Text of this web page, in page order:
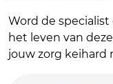
Word de
het leven van
jouw zorg keihard